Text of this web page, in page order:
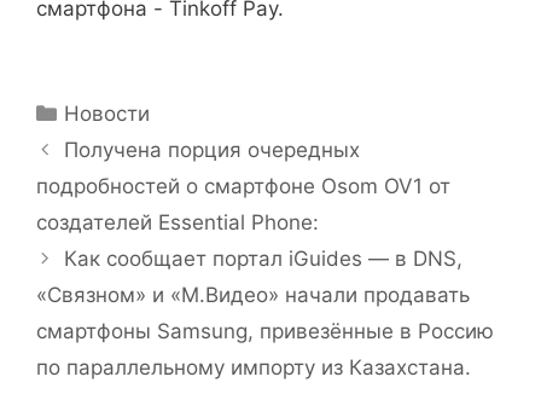
Рубрики
Новости
Получена порция очередных
подробностей о смартфоне Osom OV1 от
создателей Essential Phone:
Как сообщает портал iGuides — в DNS,
«Связном» и «М.Видео» начали продавать
смартфоны Samsung, привезённые в Россию
по параллельному импорту из Казахстана.